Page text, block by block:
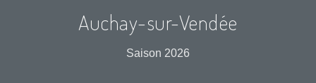
Auchay-sur-Vendée
Saison 2026